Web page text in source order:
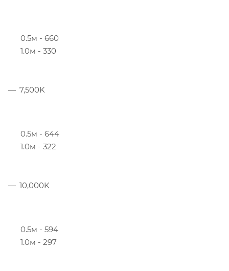
0.5м - 660
1.0м - 330
7,500K
0.5м - 644
1.0м - 322
10,000K
0.5м - 594
1.0м - 297